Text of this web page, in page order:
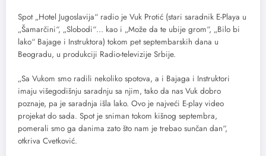
Spot „Hotel Jugoslavija“ radio je Vuk Protić (stari saradnik E-Playa u
„Šamarčini“, „Slobodi“… kao i „Može da te ubije grom“, „Bilo bi
lako“ Bajage i Instruktora) tokom pet septembarskih dana u
Beogradu, u produkciji Radio-televizije Srbije.
„Sa Vukom smo radili nekoliko spotova, a i Bajaga i Instruktori
imaju višegodišnju saradnju sa njim, tako da nas Vuk dobro
poznaje, pa je saradnja išla lako. Ovo je najveći E-play video
projekat do sada. Spot je sniman tokom kišnog septembra,
pomerali smo ga danima zato što nam je trebao sunčan dan“,
otkriva Cvetković.